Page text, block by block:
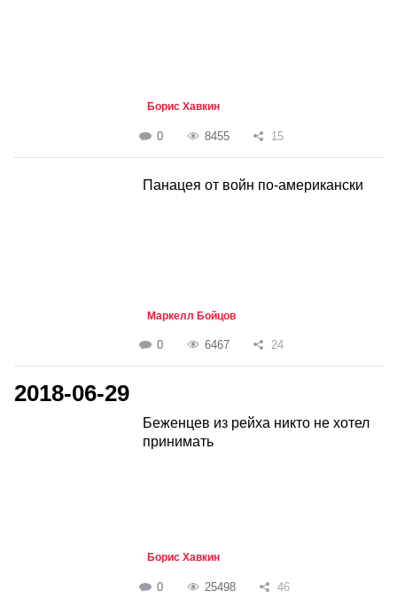
Борис Хавкин
0 8455 15
Панацея от войн по-американски
Маркелл Бойцов
0 6467 24
2018-06-29
Беженцев из рейха никто не хотел
принимать
Борис Хавкин
0 25498 46